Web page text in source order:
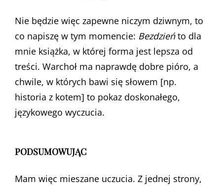
Nie będzie więc zapewne niczym dziwnym, to
co napiszę w tym momencie: Bezdzieńto dla
mnie książka, w której forma jest lepsza od
treści. Warchoł ma naprawdę dobre pióro, a
chwile, w których bawi się słowem [np.
historia z kotem] to pokaz doskonałego,
językowego wyczucia.
PODSUMOWUJĄC
Mam więc mieszane uczucia. Z jednej strony,